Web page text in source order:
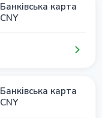
Банківська карта
CNY
Банківська карта
CNY